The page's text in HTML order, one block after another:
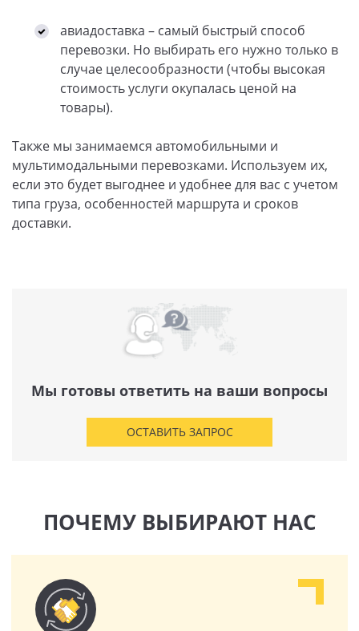
авиадоставка – самый быстрый способ
перевозки. Но выбирать его нужно только в
случае целесообразности (чтобы высокая
стоимость услуги окупалась ценой на
товары).
Также мы занимаемся автомобильными и
мультимодальными перевозками. Используем их,
если это будет выгоднее и удобнее для вас с учетом
типа груза, особенностей маршрута и сроков
доставки.
Мы готовы ответить на ваши вопросы
ОСТАВИТЬ ЗАПРОС
ПОЧЕМУ ВЫБИРАЮТ НАС